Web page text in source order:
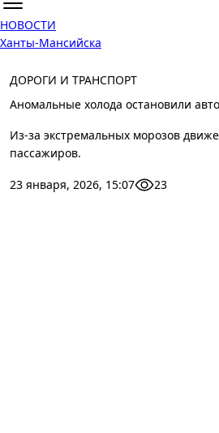
НОВОСТИ
Ханты-Мансийска
ДОРОГИ И ТРАНСПОРТ
Аномальные холода остановили
Из-за экстремальных морозов
пассажиров.
23 января, 2026, 15:07 23